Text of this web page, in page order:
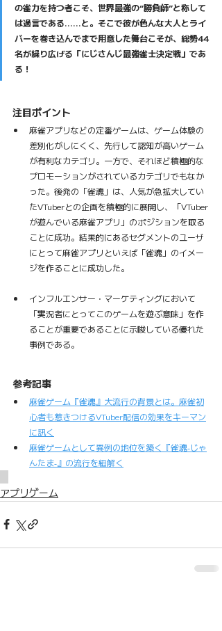
の雀力を持つ者こそ、世界最強の“勝負師”と称して
は過言である……と。そこで彼が色んな大人とライ
バーを巻き込んでまで用意した舞台こそが、総勢44
名が繰り広げる「にじさんじ最強雀士決定戦」であ
る！
注目ポイント
麻雀アプリなどの定番ゲームは、ゲーム体験の
差別化がしにくく、先行して認知が高いゲーム
が有利なカテゴリ。一方で、それほど積極的な
プロモーションがされているカテゴリでもなか
った。後発の「雀魂」は、人気が急拡大してい
たVTuberとの企画を積極的に展開し、「VTuber
が遊んでいる麻雀アプリ」のポジションを取る
ことに成功。結果的にあるセグメントのユーザ
にとって麻雀アプリといえば「雀魂」のイメー
ジを作ることに成功した。
インフルエンサー・マーケティングにおいて
「実況者にとってこのゲームを遊ぶ意味」を作
ることが重要であることに示唆している優れた
事例である。
参考記事
麻雀ゲーム『雀魂』大流行の背景とは。麻雀初
心者も惹きつけるVTuber配信の効果をキーマン
に訊く
麻雀ゲームとして異例の地位を築く『雀魂‐じゃ
んたま‐』の流行を紐解く
アプリゲーム